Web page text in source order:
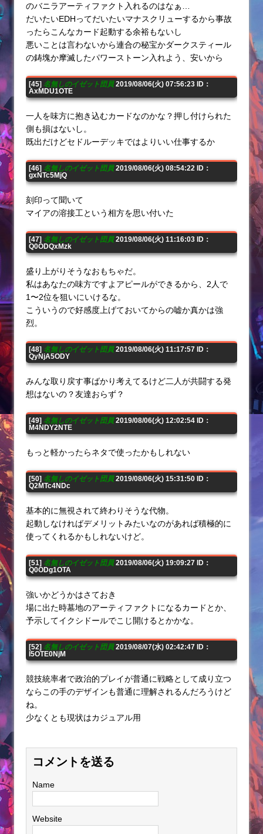
のバニラアーティファクト入れるのはなぁ…
だいたいEDHってだいたいマナスクリューするから事故
ったらこんなカード起動する余裕もないし
悪いことは言わないから連合の秘宝かダークスティール
の鋳塊か摩滅したパワーストーン入れよう、安いから
[45] 名無しのイゼット団員2019/08/06(火) 07:56:23 ID：
AxMDU1OTE
一人を味方に抱き込むカードなのかな？押し付けられた
側も損はないし。
既出だけどセドルーデッキではよりいい仕事するか
[46] 名無しのイゼット団員2019/08/06(火) 08:54:22 ID：
gxNTc5MjQ
刻印って聞いて
マイアの溶接工という相方を思い付いた
[47] 名無しのイゼット団員2019/08/06(火) 11:16:03 ID：
Q0ODQxMzk
盛り上がりそうなおもちゃだ。
私はあなたの味方ですよアピールができるから、2人で
1〜2位を狙いにいけるな。
こういうので好感度上げておいてからの嘘か真かは強
烈。
[48] 名無しのイゼット団員2019/08/06(火) 11:17:57 ID：
QyNjA5ODY
みんな取り戻す事ばかり考えてるけど二人が共闘する発
想はないの？友達おらず？
[49] 名無しのイゼット団員2019/08/06(火) 12:02:54 ID：
M4NDY2NTE
もっと軽かったらネタで使ったかもしれない
[50] 名無しのイゼット団員2019/08/06(火) 15:31:50 ID：
Q2MTc4NDc
基本的に無視されて終わりそうな代物。
起動しなければデメリットみたいなのがあれば積極的に
使ってくれるかもしれないけど。
[51] 名無しのイゼット団員2019/08/06(火) 19:09:27 ID：
Q0ODg1OTA
強いかどうかはさておき
場に出た時墓地のアーティファクトになるカードとか、
予示してイクシドールでこじ開けるとかかな。
[52] 名無しのイゼット団員2019/08/07(水) 02:42:47 ID：
I5OTE0NjM
競技統率者で政治的プレイが普通に戦略として成り立つ
ならこの手のデザインも普通に理解されるんだろうけど
ね。
少なくとも現状はカジュアル用
コメントを送る
Name
Website